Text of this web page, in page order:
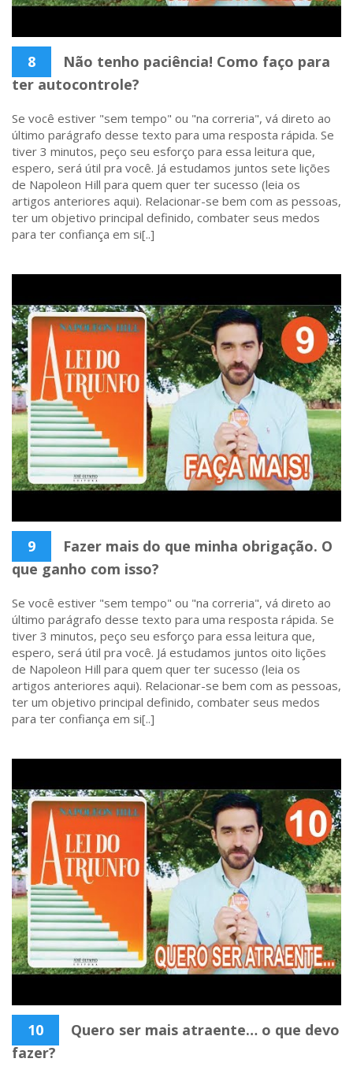
8
Não tenho paciência! Como faço para
ter autocontrole?
Se você estiver "sem tempo" ou "na correria", vá direto ao
último parágrafo desse texto para uma resposta rápida. Se
tiver 3 minutos, peço seu esforço para essa leitura que,
espero, será útil pra você. Já estudamos juntos sete lições
de Napoleon Hill para quem quer ter sucesso (leia os
artigos anteriores aqui). Relacionar-se bem com as pessoas,
ter um objetivo principal definido, combater seus medos
para ter confiança em si[..]
9
Fazer mais do que minha obrigação. O
que ganho com isso?
Se você estiver "sem tempo" ou "na correria", vá direto ao
último parágrafo desse texto para uma resposta rápida. Se
tiver 3 minutos, peço seu esforço para essa leitura que,
espero, será útil pra você. Já estudamos juntos oito lições
de Napoleon Hill para quem quer ter sucesso (leia os
artigos anteriores aqui). Relacionar-se bem com as pessoas,
ter um objetivo principal definido, combater seus medos
para ter confiança em si[..]
10
Quero ser mais atraente… o que devo
fazer?